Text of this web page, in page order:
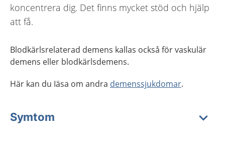
koncentrera dig. Det finns mycket stöd och hjälp
att få.
Blodkärlsrelaterad demens kallas också för vaskulär
demens eller blodkärlsdemens.
Här kan du Iäsa om andra demenssjukdomar.
Symtom